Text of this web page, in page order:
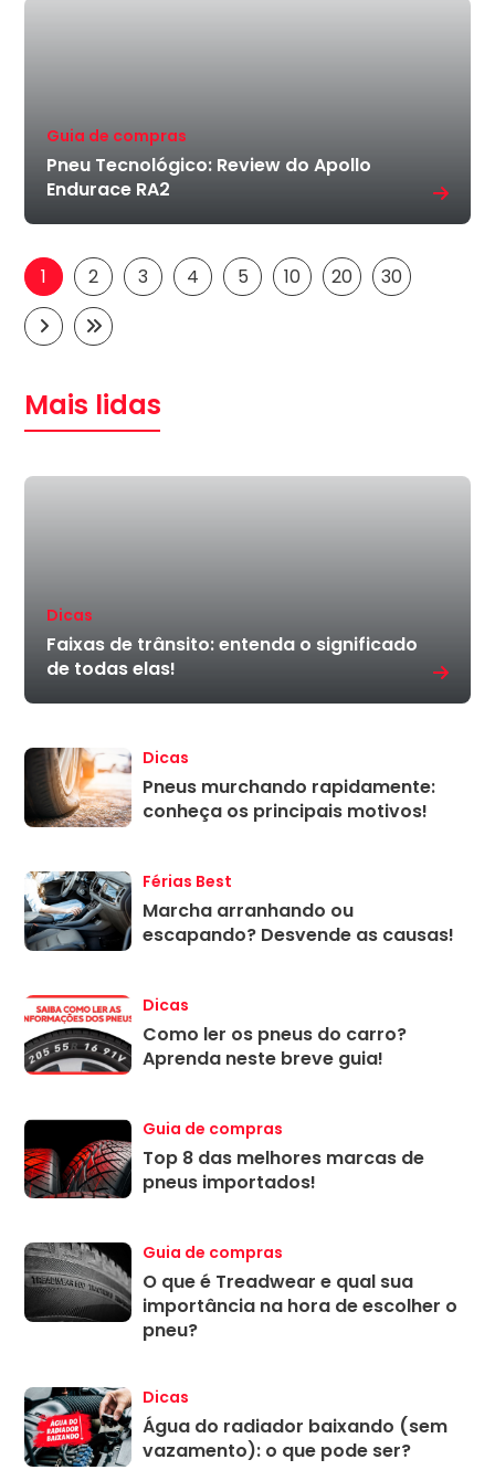
Guia de compras
Pneu Tecnológico: Review do Apollo
Endurace RA2
1 2 3 4 5 10 20 30
Mais lidas
Dicas
Faixas de trânsito: entenda o significado
de todas elas!
Dicas
Pneus murchando rapidamente:
conheça os principais motivos!
Férias Best
Marcha arranhando ou
escapando? Desvende as causas!
Dicas
Como ler os pneus do carro?
Aprenda neste breve guia!
Guia de compras
Top 8 das melhores marcas de
pneus importados!
Guia de compras
O que é Treadwear e qual sua
importância na hora de escolher o
pneu?
Dicas
Água do radiador baixando (sem
vazamento): o que pode ser?